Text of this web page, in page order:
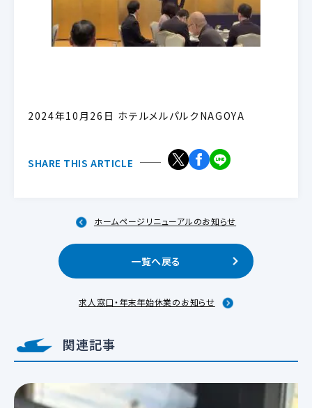
2024年10月26日 ホテルメルパルクNAGOYA
SHARE THIS ARTICLE
ホームページリニューアルのお知らせ
一覧へ戻る
求人窓口・年末年始休業のお知らせ
関連記事